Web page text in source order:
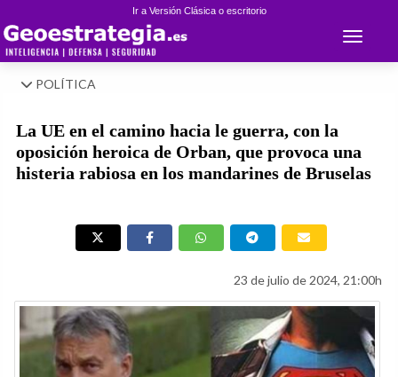
Ir a Versión Clásica o escritorio
Toggle
POLÍTICA
La UE en el camino hacia le guerra, con la
oposición heroica de Orban, que provoca una
histeria rabiosa en los mandarines de Bruselas
23 de julio de 2024, 21:00h